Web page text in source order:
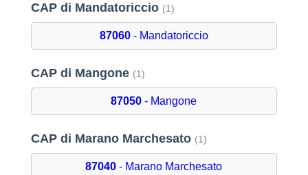
CAP di Mandatoriccio (1)
87060- Mandatoriccio
CAP di Mangone (1)
87050 - Mangone
CAP di Marano Marchesato (1)
87040 - Marano Marchesato